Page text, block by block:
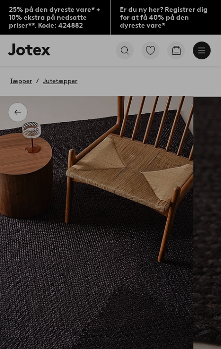
25% på den dyreste vare* +
10% ekstra på nedsatte
priser**. Kode: 424882
Er du ny her? Registrer dig
for at få 40% på den
dyreste vare*
Jotex
logo
til
Gå
Gå
Tilbage
Tæpper Jutetæpper